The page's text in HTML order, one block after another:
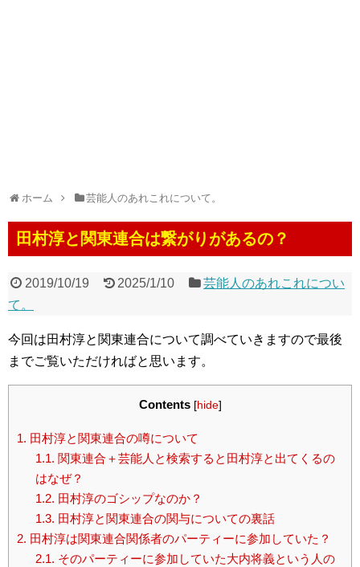
ホーム 芸能人のあれこれについて。
田村淳と関東連合は繋がりがあるの？
2019/10/19 2025/1/10
芸能人のあれこれについ
て。
今回は田村淳と関東連合について調べていきますので最後
までご覧いただければと思います。
Contents [hide]
1. 田村淳と関東連合の噂について
1.1. 関東連合＋芸能人と検索すると田村淳と出てくるの
はなぜ？
1.2. 田村淳のゴシップなのか？
1.3. 田村淳と関東連合の関与についての裏話
2. 田村淳は関東連合関係者のパーティーに参加していた？
2.1. そのパーティーに参加していた大内将義という人の